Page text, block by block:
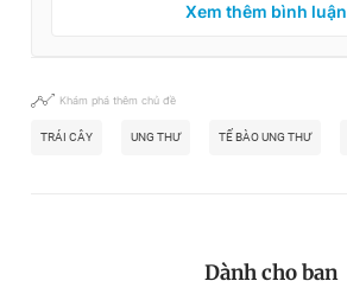
Xem thêm bình luận
Khám phá thêm chủ đề
TRÁI CÂY UNG THƯ TẾ BÀO UNG THƯ